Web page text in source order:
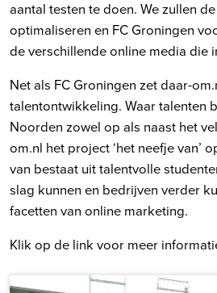
aantal testen te doen. We zullen
optimaliseren en FC Groningen
de verschillende online media die
Net als FC Groningen zet daar-
talentontwikkeling. Waar talenten
Noorden zowel op als naast het
om.nl het project ‘het neefje van’
van bestaat uit talentvolle
slag kunnen en bedrijven verder
facetten van online marketing.
Klik op de link voor meer